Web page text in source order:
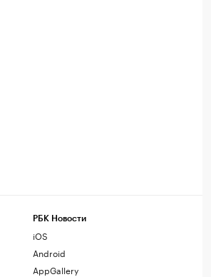
РБК Новости
iOS
Android
AppGallery